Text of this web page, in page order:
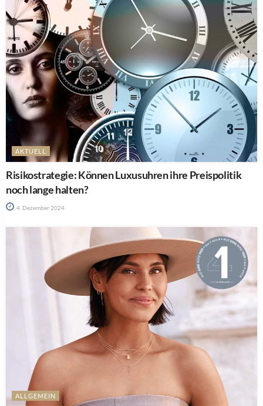
AKTUELL
Risikostrategie: Können Luxusuhren ihre Preispolitik
noch lange halten?
4. Dezember 2024
ALLGEMEIN